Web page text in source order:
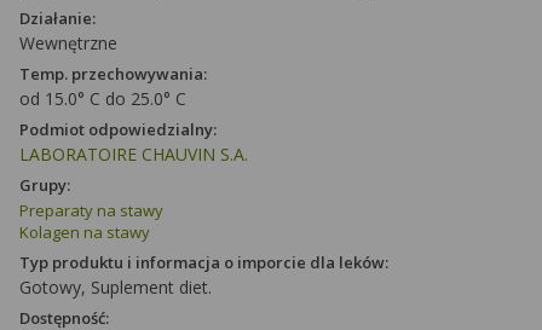
Działanie:
Wewnętrzne
Temp. przechowywania:
od 15.0° C do 25.0° C
Podmiot odpowiedzialny:
LABORATOIRE CHAUVIN S.A.
Grupy:
Preparaty na stawy
Kolagen na stawy
Typ produktu i informacja o imporcie dla leków:
Gotowy, Suplement diet.
Dostępność: